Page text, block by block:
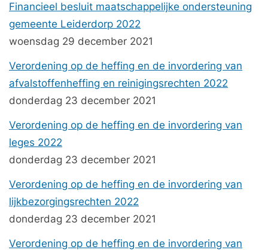
Financieel besluit maatschappelijke ondersteuning
gemeente Leiderdorp 2022
woensdag 29 december 2021
Verordening op de heffing en de invordering van
afvalstoffenheffing en reinigingsrechten 2022
donderdag 23 december 2021
Verordening op de heffing en de invordering van
leges 2022
donderdag 23 december 2021
Verordening op de heffing en de invordering van
lijkbezorgingsrechten 2022
donderdag 23 december 2021
Verordening op de heffing en de invordering van